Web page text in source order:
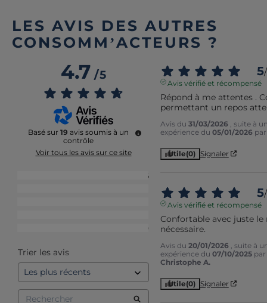
LES AVIS DES AUTRES
CONSOMM’ACTEURS ?
4.7/5
Basé sur 19 avis soumis à un
contrôle
Voir tous les avis sur ce site
16
0
Trier les avis
5/
Avis vérifié et récompensé
Répond à me attentes .
permettant un repos
Avis du 31/03/2026
, suite à
expérience du 05/01/2026
Utile(0) Signaler
5/
Avis vérifié et récompensé
Confortable avec juste le
nécessaire.
Avis du 20/01/2026
, suite à
expérience du 07/10/2025 par
Christophe A.
Utile(0) Signaler